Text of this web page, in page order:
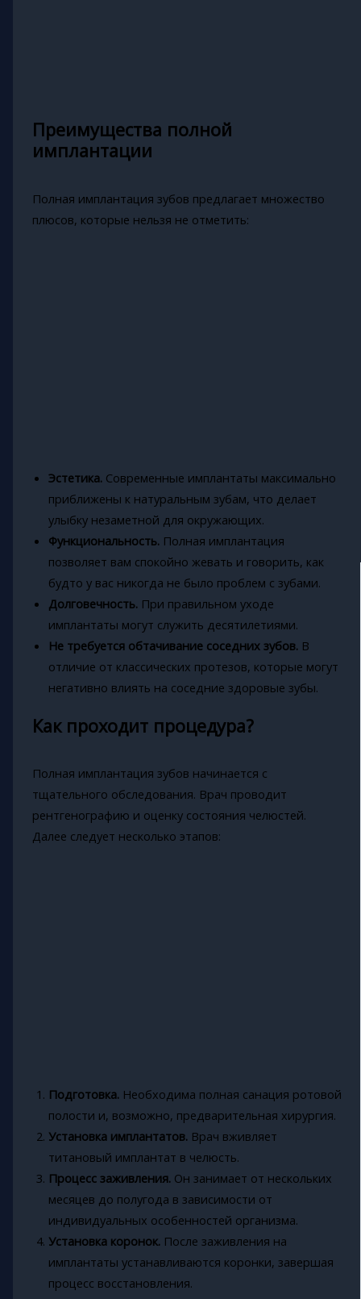
Преимущества полной
имплантации
Полная имплантация зубов предлагает множество
плюсов, которые нельзя не отметить:
Эстетика.Современные имплантаты максимально
приближены к натуральным зубам, что делает
улыбку незаметной для окружающих.
Функциональность.Полная имплантация
позволяет вам спокойно жевать и говорить, как
будто у вас никогда не было проблем с зубами.
Долговечность.При правильном уходе
имплантаты могут служить десятилетиями.
Не требуется обтачивание соседних зубов.В
отличие от классических протезов, которые могут
негативно влиять на соседние здоровые зубы.
Как проходит процедура?
Полная имплантация зубов начинается с
тщательного обследования. Врач проводит
рентгенографию и оценку состояния челюстей.
Далее следует несколько этапов:
Подготовка.Необходима полная санация ротовой
полости и, возможно, предварительная хирургия.
Установка имплантатов.Врач вживляет
титановый имплантат в челюсть.
Процесс заживления.Он занимает от нескольких
месяцев до полугода в зависимости от
индивидуальных особенностей организма.
Установка коронок.После заживления на
имплантаты устанавливаются коронки, завершая
процесс восстановления.